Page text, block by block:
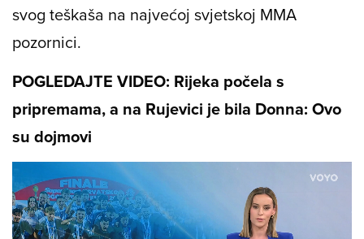
svog teškaša na najvećoj svjetskoj MMA
pozornici.
POGLEDAJTE VIDEO: Rijeka počela s
pripremama, a na Rujevici je bila Donna: Ovo
su dojmovi